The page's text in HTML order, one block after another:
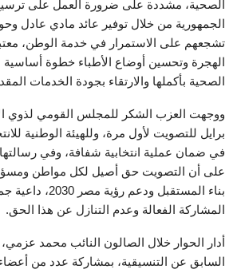
الصحية، مشددة على ضرورة العمل على ترسيخ
الجمهورية من خلال توفير عائد مادي عادل
تشجعهم على الاستمرار في خدمة الوطن،
الهجرة وتحسين أوضاع الأطباء خطوة أساسية
الصحية بأكملها والارتقاء بجودة الخدمات
ووجهت العزب الشكر للمجلس القومي لذوي
برايل للتصويت لأول مرة، وللهيئة الوطنية
في ضمان عملية انتخابية شفافة، وفي
على أن التصويت حق أصيل لكل مواطن
بناء المستقبل ودعم
المشاركة الفعالة وعدم التنازل عن هذا الحق.
أدار الحوار خلال الصالون النائب محمد
السابق عن التنسيقية، بمشاركة عدد من